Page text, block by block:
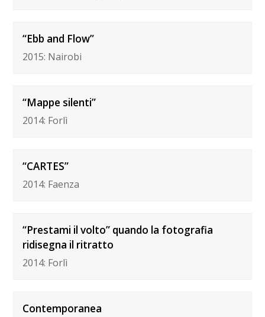
“Ebb and Flow”
2015: Nairobi
“Mappe silenti”
2014: Forlì
“CARTES”
2014: Faenza
“Prestami il volto” quando la fotografia
ridisegna il ritratto
2014: Forlì
Contemporanea